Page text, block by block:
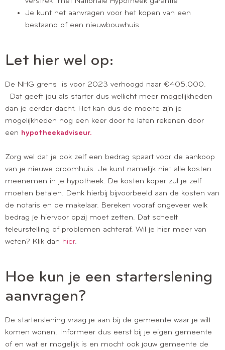
Je kunt het aanvragen voor het kopen van een
bestaand of een nieuwbouwhuis
Let hier wel op:
De NHG grens is voor 2023 verhoogd naar €405.000.
Dat geeft jou als starter dus wellicht meer mogelijkheden
dan je eerder dacht. Het kan dus de moeite zijn je
mogelijkheden nog een keer door te laten rekenen door
een hypotheekadviseur.
Zorg wel dat je ook zelf een bedrag spaart voor de aankoop
van je nieuwe droomhuis. Je kunt namelijk niet alle kosten
meenemen in je hypotheek. De kosten koper zul je zelf
moeten betalen. Denk hierbij bijvoorbeeld aan de kosten van
de notaris en de makelaar. Bereken vooraf ongeveer welk
bedrag je hiervoor opzij moet zetten. Dat scheelt
teleurstelling of problemen achteraf. Wil je hier meer van
weten? Klik dan hier.
Hoe kun je een starterslening
aanvragen?
De starterslening vraag je aan bij de gemeente waar je wilt
komen wonen. Informeer dus eerst bij je eigen gemeente
of en wat er mogelijk is en mocht ook jouw gemeente de